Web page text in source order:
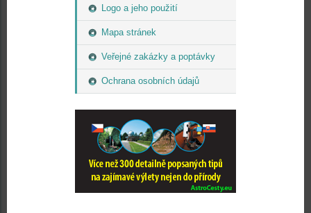
Logo a jeho použití
Mapa stránek
Veřejné zakázky a poptávky
Ochrana osobních údajů